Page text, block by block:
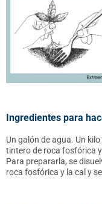
Ingredientes para
Un galón de agua. Un
tintero de roca fosfórica
Para prepararla, se
roca fosfórica y la cal y